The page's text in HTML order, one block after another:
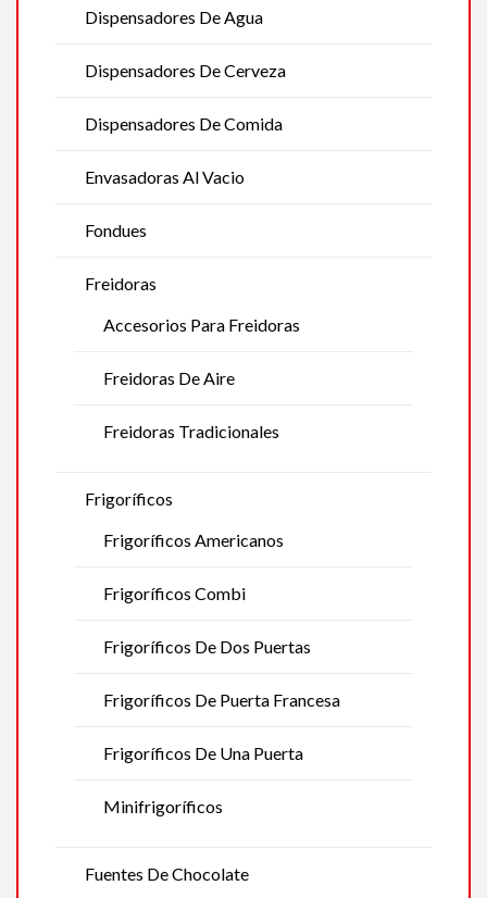
Dispensadores De Agua
Dispensadores De Cerveza
Dispensadores De Comida
Envasadoras Al Vacio
Fondues
Freidoras
Accesorios Para Freidoras
Freidoras De Aire
Freidoras Tradicionales
Frigoríficos
Frigoríficos Americanos
Frigoríficos Combi
Frigoríficos De Dos Puertas
Frigoríficos De Puerta Francesa
Frigoríficos De Una Puerta
Minifrigoríficos
Fuentes De Chocolate